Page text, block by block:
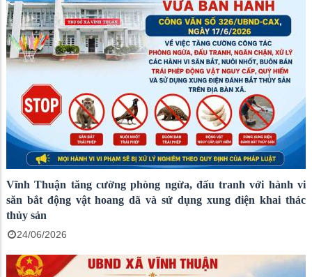
Vĩnh Thuận tăng cường phòng ngừa, đấu tranh với hành vi
săn bắt động vật hoang dã và sử dụng xung điện khai thác
thủy sản
24/06/2026